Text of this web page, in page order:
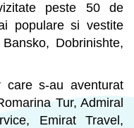
peste 50 de
populare si vestite
Dobrinishte,
care s-au aventurat
Tur, Admiral
Emirat Travel,